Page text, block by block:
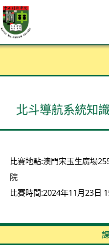
北斗導航系統知
比賽地點:澳門宋玉生廣場
院
比賽時間:2024年11月23日